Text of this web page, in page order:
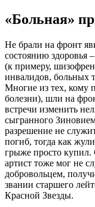
«Больная»
Не брали на фронт
состоянию здоровья
(к примеру,
инвалидов, больных
Многие из тех, кому
болезни), шли на
встречи изменить
сыгранного
разрешение не
погиб, тогда как
грыже просто купил.
артист тоже мог не
добровольцем,
звании старшего
Красной Звезды.